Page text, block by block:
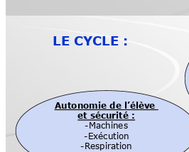
Autonomie de l’élève
et sécurité :
-Machines
-Exécution
-Respiration
LE CYCLE :